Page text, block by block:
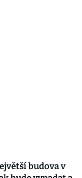
budova v